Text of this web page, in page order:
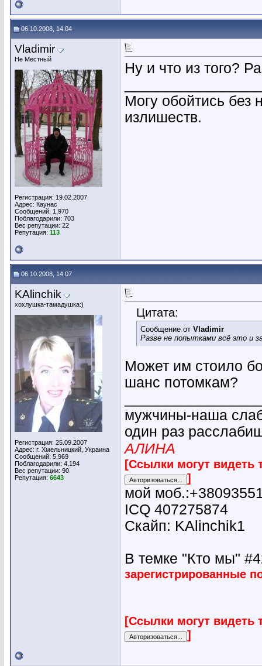
06.10.2008, 14:04
Vladimir
Не Местный
Регистрация: 19.02.2007
Адрес: Каунас
Сообщений: 1,970
Поблагодарили: 703
Вес репутации: 22
Репутация: 113
Ну и что из того?
Могу обойтись без
излишеств.
06.10.2008, 14:07
KAlinchik
хохлушка-тамадушка:)
Регистрация: 25.09.2007
Адрес: г. Хмельницкий, Украина
Сообщений: 5,969
Поблагодарили: 4,194
Вес репутации: 90
Репутация: 6643
Цитата:
Сообщение от Vladimir
Разве не попытками всё это и
Может им стоило
шанс потомкам?
мужчины-наша
один раз
АЛИНА
[Ссылки могут видеть
]
мой
ICQ 407275874
Скайп: KAlinchik1
В темке "Кто мы"
зарегистрированные
[Ссылки могут видеть
]